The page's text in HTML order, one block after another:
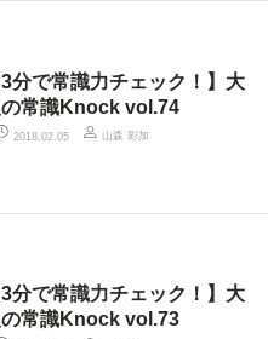
3分で常識力チェック！】大
の常識Knock vol.74
2018.02.05 山森 彩加
3分で常識力チェック！】大
の常識Knock vol.73